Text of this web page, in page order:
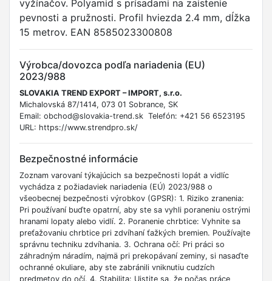
vyžínačov. Polyamid s prísadami na zaistenie
pevnosti a pružnosti. Profil hviezda 2.4 mm, dĺžka
15 metrov. EAN 8585023300808
Výrobca/dovozca podľa nariadenia (EU)
2023/988
SLOVAKIA TREND EXPORT – IMPORT, s.r.o.
Michalovská 87/1414, 073 01 Sobrance, SK
Email: obchod@slovakia-trend.sk Telefón: +421 56 6523195
URL: https://www.strendpro.sk/
Bezpečnostné informácie
Zoznam varovaní týkajúcich sa bezpečnosti lopát a vidlíc
vychádza z požiadaviek nariadenia (EÚ) 2023/988 o
všeobecnej bezpečnosti výrobkov (GPSR): 1. Riziko zranenia:
Pri používaní buďte opatrní, aby ste sa vyhli poraneniu ostrými
hranami lopaty alebo vidlí. 2. Poranenie chrbtice: Vyhnite sa
preťažovaniu chrbtice pri zdvíhaní ťažkých bremien. Používajte
správnu techniku zdvíhania. 3. Ochrana očí: Pri práci so
záhradným náradím, najmä pri prekopávaní zeminy, si nasaďte
ochranné okuliare, aby ste zabránili vniknutiu cudzích
predmetov do očí. 4. Stabilita: Uistite sa, že počas práce